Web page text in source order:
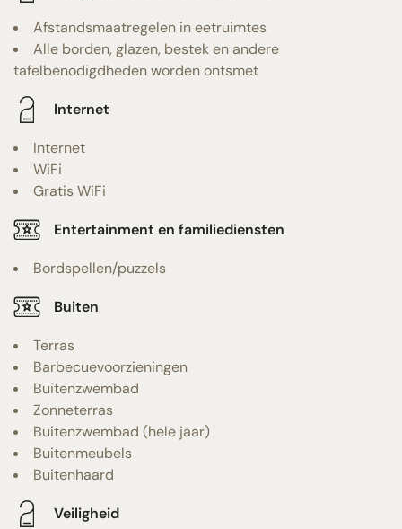
Afstandsmaatregelen in eetruimtes
Alle borden, glazen, bestek en andere
tafelbenodigdheden worden ontsmet
Internet
Internet
WiFi
Gratis WiFi
Entertainment en familiediensten
Bordspellen/puzzels
Buiten
Terras
Barbecuevoorzieningen
Buitenzwembad
Zonneterras
Buitenzwembad (hele jaar)
Buitenmeubels
Buitenhaard
Veiligheid